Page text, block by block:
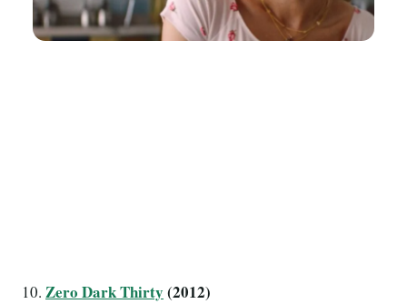
Zero Dark Thirty (2012)